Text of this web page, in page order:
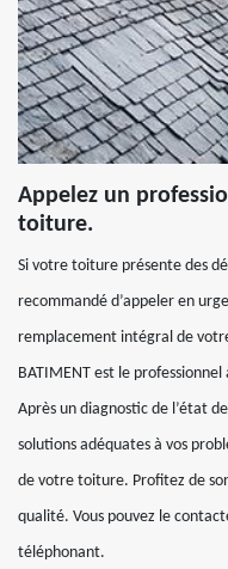
Appelez un
toiture.
Si votre toiture présente des
recommandé d’appeler en
remplacement intégral de
BATIMENT est le
Après un diagnostic de l’état
solutions adéquates à vos
de votre toiture. Profitez de
qualité. Vous pouvez le
téléphonant.